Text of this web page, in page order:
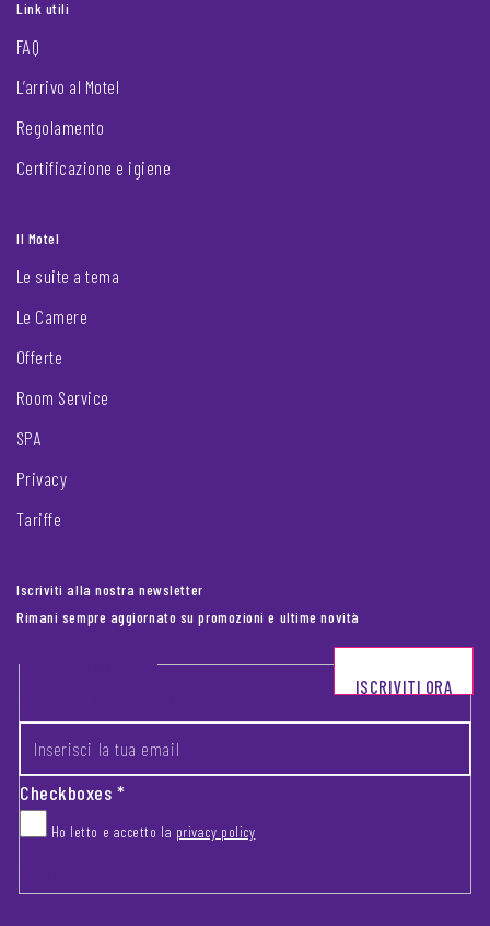
Link utili
FAQ
L’arrivo al Motel
Regolamento
Certificazione e igiene
Il Motel
Le suite a tema
Le Camere
Offerte
Room Service
SPA
Privacy
Tariffe
Iscriviti alla nostra newsletter
Rimani sempre aggiornato su promozioni e ultime novità
Footer newsletter
Checkboxes*
Ho letto e accetto la privacy policy
ISCRIVITI ORA